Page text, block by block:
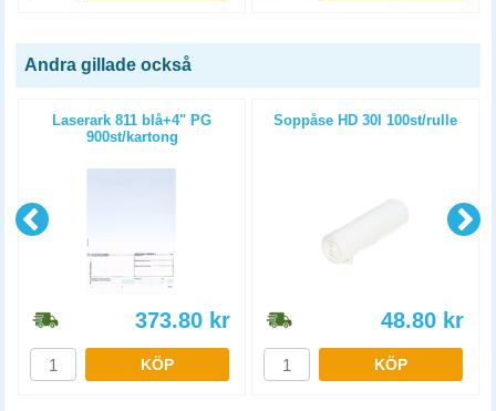
Andra gillade också
Laserark 811 blå+4" PG
900st/kartong
373.80 kr
KÖP
Soppåse HD 30l 100st/rulle
48.80 kr
KÖP